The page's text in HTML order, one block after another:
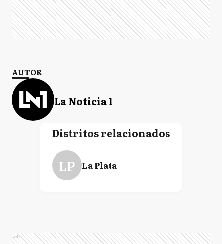
AUTOR
La Noticia 1
Distritos relacionados
LP La Plata
Ads